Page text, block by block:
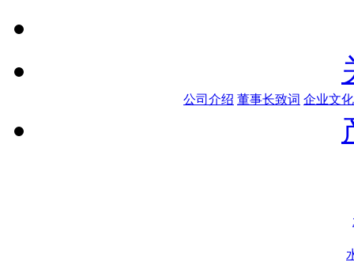
公司介绍 董事长致词 企业文化